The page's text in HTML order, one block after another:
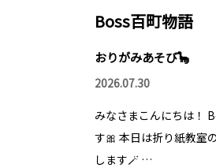
Boss百町物語
おりがみあそび🦕
2026.07.30
みなさまこんにちは！
す🎀 本日は折り紙教室
します🪄 …